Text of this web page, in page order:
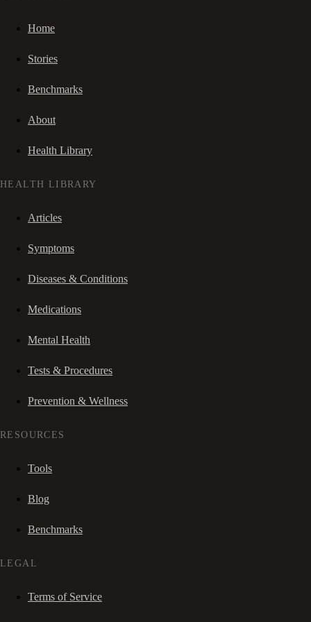
Home
Stories
Benchmarks
About
Health Library
HEALTH LIBRARY
Articles
Symptoms
Diseases & Conditions
Medications
Mental Health
Tests & Procedures
Prevention & Wellness
RESOURCES
Tools
Blog
Benchmarks
LEGAL
Terms of Service